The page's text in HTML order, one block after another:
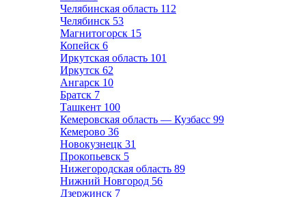
Челябинская область 112
Челябинск 53
Магнитогорск 15
Копейск 6
Иркутская область 101
Иркутск 62
Ангарск 10
Братск 7
Ташкент 100
Кемеровская область — Кузбасс 99
Кемерово 36
Новокузнецк 31
Прокопьевск 5
Нижегородская область 89
Нижний Новгород 56
Дзержинск 7